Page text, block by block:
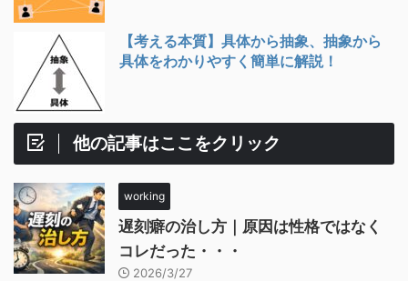
【考える本質】具体から抽象、抽象から
具体をわかりやすく簡単に解説！
他の記事はここをクリック
working
遅刻癖の治し方｜原因は性格ではなく
コレだった・・・
2026/3/27